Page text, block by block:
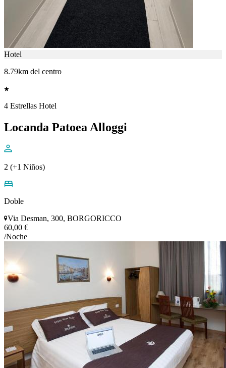
Hotel
8.79km del centro
4 Estrellas Hotel
Locanda Patoea Alloggi
2 (+1 Niños)
Doble
Via Desman, 300, BORGORICCO
60,00 €
/Noche